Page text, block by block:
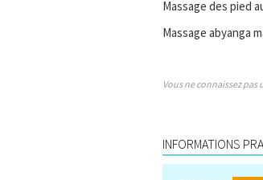
Massage des pied
Massage abyanga
Vous ne connaissez
INFORMATIONS